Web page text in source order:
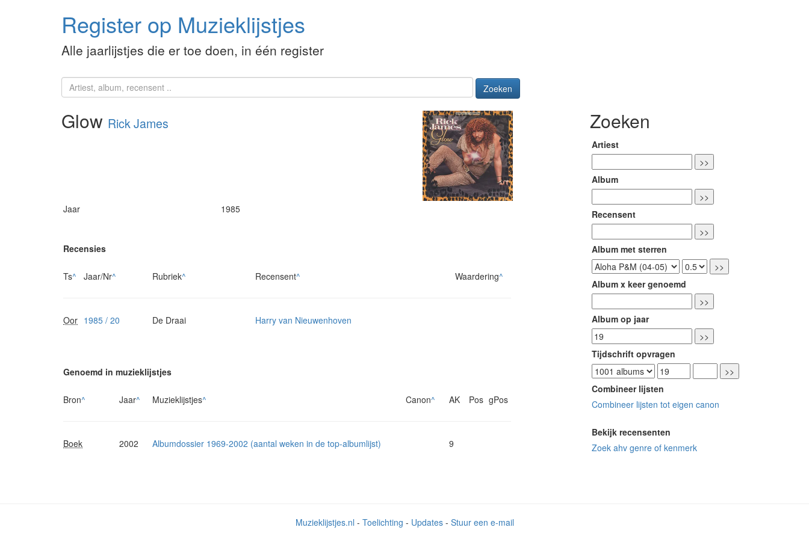
Register op Muzieklijstjes
Alle jaarlijstjes die er toe doen, in één register
Zoeken
Glow Rick James
Jaar 1985
Recensies
Ts^ Jaar/Nr^ Rubriek^ Recensent^ Waardering^
Oor 1985 / 20 De Draai Harry van Nieuwenhoven
Genoemd in muzieklijstjes
Bron^ Jaar^ Muzieklijstjes^ Canon^ AK Pos gPos
Boek 2002 Albumdossier 1969-2002 (aantal weken in de top-albumlijst) 9
Zoeken
Artiest
Album
Recensent
Album met sterren
Album x keer genoemd
Album op jaar
Tijdschrift opvragen
Combineer lijsten
Combineer lijsten tot eigen canon
Bekijk recensenten
Zoek ahv genre of kenmerk
Muzieklijstjes.nl - Toelichting - Updates- Stuur een e-mail